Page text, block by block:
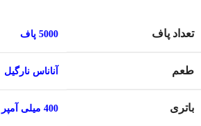
تعداد پاف 5000 پاف
طعم آناناس نارگیل
باتری 400 میلی آمپر